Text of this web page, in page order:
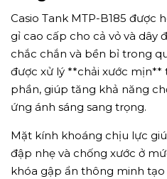
Casio Tank MTP-B185 được
gỉ cao cấp cho cả vỏ và dây
chắc chắn và bền bỉ trong
được xử lý **chải xước
phần, giúp tăng khả năng
ứng ánh sáng sang trọng.
Mặt kính khoáng chịu lực
đập nhẹ và chống xước ở
khóa gập ẩn thông minh